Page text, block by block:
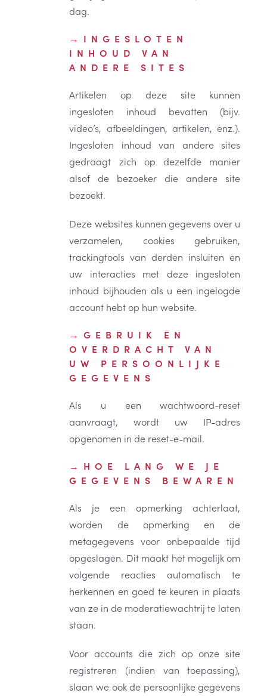
dag.
INGESLOTEN
INHOUD VAN
ANDERE SITES
Artikelen op deze site kunnen
ingesloten inhoud bevatten (bijv.
video’s, afbeeldingen, artikelen, enz.).
Ingesloten inhoud van andere sites
gedraagt zich op dezelfde manier
alsof de bezoeker die andere site
bezoekt.
Deze websites kunnen gegevens over u
verzamelen, cookies gebruiken,
trackingtools van derden insluiten en
uw interacties met deze ingesloten
inhoud bijhouden als u een ingelogde
account hebt op hun website.
GEBRUIK EN
OVERDRACHT VAN
UW PERSOONLIJKE
GEGEVENS
Als u een wachtwoord-reset
aanvraagt, wordt uw IP-adres
opgenomen in de reset-e-mail.
HOE LANG WE JE
GEGEVENS BEWAREN
Als je een opmerking achterlaat,
worden de opmerking en de
metagegevens voor onbepaalde tijd
opgeslagen. Dit maakt het mogelijk om
volgende reacties automatisch te
herkennen en goed te keuren in plaats
van ze in de moderatiewachtrij te laten
staan.
Voor accounts die zich op onze site
registreren (indien van toepassing),
slaan we ook de persoonlijke gegevens